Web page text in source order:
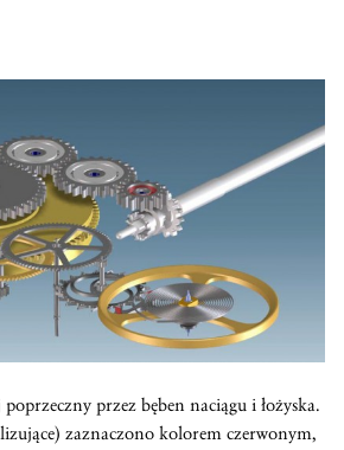
przez bęben naciągu i łożyska.
zaznaczono kolorem czerwonym,